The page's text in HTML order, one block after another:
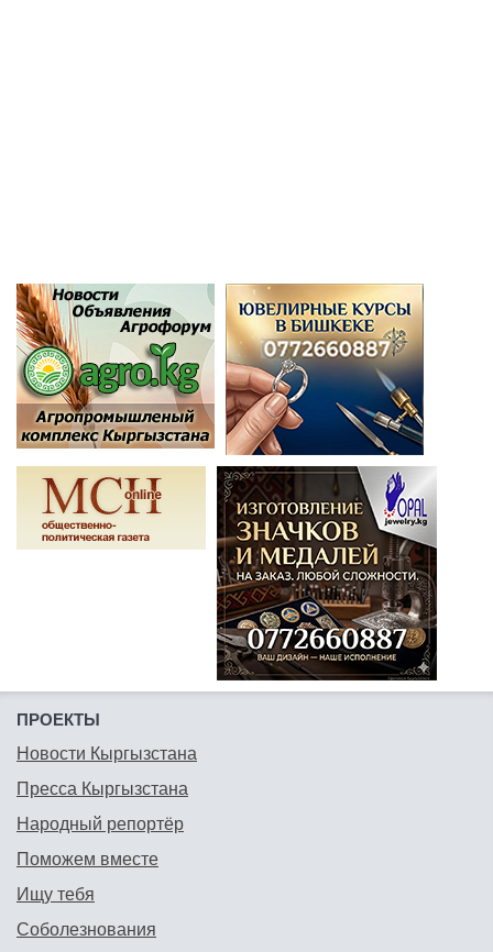
ПРОЕКТЫ
Новости Кыргызстана
Пресса Кыргызстана
Народный репортёр
Поможем вместе
Ищу тебя
Соболезнования